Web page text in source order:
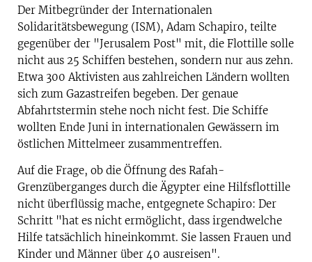
Der Mitbegründer der Internationalen
Solidaritätsbewegung (ISM), Adam Schapiro, teilte
gegenüber der "Jerusalem Post" mit, die Flottille solle
nicht aus 25 Schiffen bestehen, sondern nur aus zehn.
Etwa 300 Aktivisten aus zahlreichen Ländern wollten
sich zum Gazastreifen begeben. Der genaue
Abfahrtstermin stehe noch nicht fest. Die Schiffe
wollten Ende Juni in internationalen Gewässern im
östlichen Mittelmeer zusammentreffen.
Auf die Frage, ob die Öffnung des Rafah-
Grenzüberganges durch die Ägypter eine Hilfsflottille
nicht überflüssig mache, entgegnete Schapiro: Der
Schritt "hat es nicht ermöglicht, dass irgendwelche
Hilfe tatsächlich hineinkommt. Sie lassen Frauen und
Kinder und Männer über 40 ausreisen".